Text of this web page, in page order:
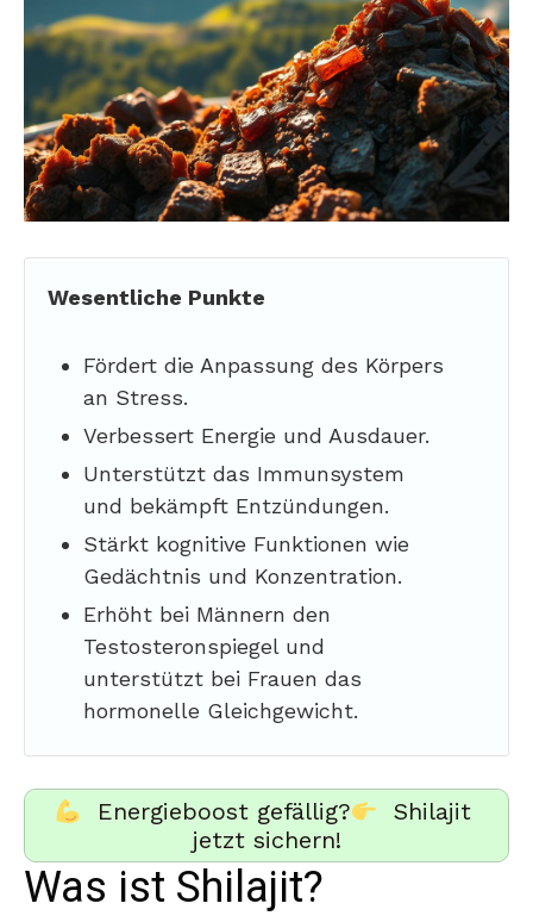
Wesentliche Punkte
Fördert die Anpassung des Körpers
an Stress.
Verbessert Energie und Ausdauer.
Unterstützt das Immunsystem
und bekämpft Entzündungen.
Stärkt kognitive Funktionen wie
Gedächtnis und Konzentration.
Erhöht bei Männern den
Testosteronspiegel und
unterstützt bei Frauen das
hormonelle Gleichgewicht.
Energieboost gefällig?
Shilajit
jetzt sichern!
Was ist Shilajit?